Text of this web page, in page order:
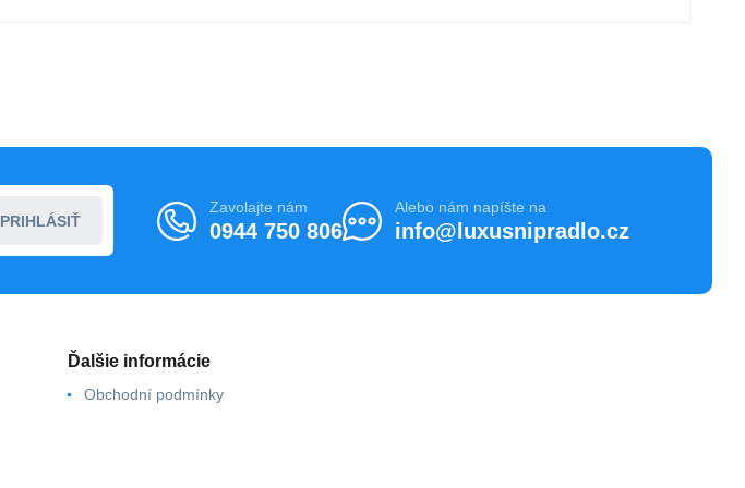
PRIHLÁSIŤ
Zavolajte nám
0944 750 806
Alebo nám napíšte na
info@luxusnipradlo.cz
Ďalšie informácie
Obchodní podmínky